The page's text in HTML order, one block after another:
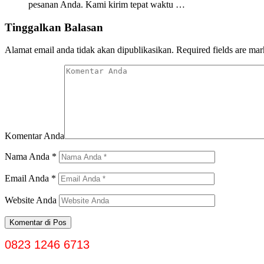
pesanan Anda. Kami kirim tepat waktu …
Tinggalkan Balasan
Alamat email anda tidak akan dipublikasikan. Required fields are
Komentar Anda
Nama Anda *
Email Anda *
Website Anda
0823 1246 6713